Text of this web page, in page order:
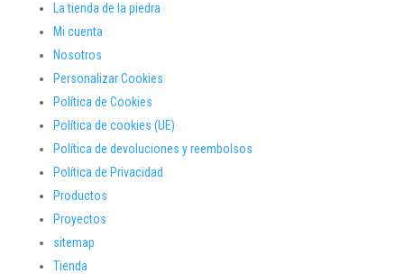
La tienda de la piedra
Mi cuenta
Nosotros
Personalizar Cookies
Política de Cookies
Política de cookies (UE)
Política de devoluciones y reembolsos
Política de Privacidad
Productos
Proyectos
sitemap
Tienda